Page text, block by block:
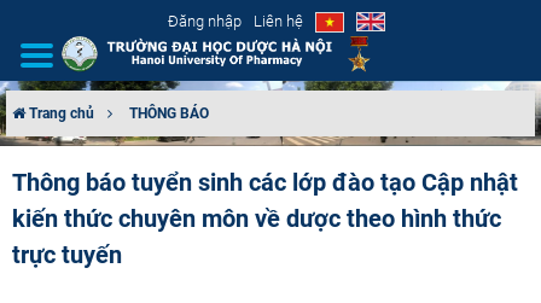
Đăng nhập Liên hệ
CƠ CẤU TỔ CHỨC
TUYỂN SINH
Trang chủ THÔNG BÁO
Thông báo tuyển sinh các lớp đào tạo Cập nhật
kiến thức chuyên môn về dược theo hình thức
trực tuyến